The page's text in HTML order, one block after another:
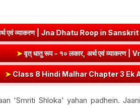
Roop in Sanskrit ➤पच् धातु रूप
Roop in Sanskrit ➤वृत् धातु रूप - १०
Chapter 3 Ek Aashirwad | एक आशीर्वाद
'Smriti Shloka' yahan padhein.